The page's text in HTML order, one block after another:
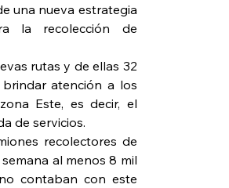
una nueva estrategia
la recolección de
rutas y de ellas 32
atención a los
Este, es decir, el
de servicios.
recolectores de
al menos 8 mil
contaban con este